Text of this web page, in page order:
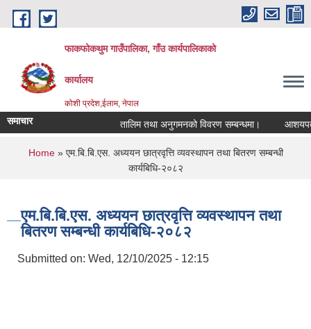
Skip to main content
फाकफोकथुम गाउँपालिका, गाँउ कार्यपालिकाको
कार्यालय
कोशी प्रदेश,ईलाम, नेपाल
समाचार तालिम तथा अनुगमनको विवरण सम्बन्धमा। आशयपत्र
You are here
Home» एम.बि.बि.एस. अध्ययन छात्रवृत्ति व्यवस्थापन तथा बितरण सम्बन्धी
कार्यबिधि-२०८२
एम.बि.बि.एस. अध्ययन छात्रवृत्ति व्यवस्थापन तथा
बितरण सम्बन्धी कार्यबिधि-२०८२
Submitted on: Wed, 12/10/2025 - 12:15